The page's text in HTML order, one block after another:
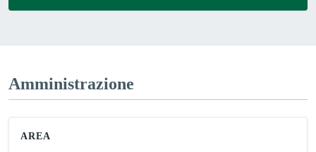
Amministrazione
AREA